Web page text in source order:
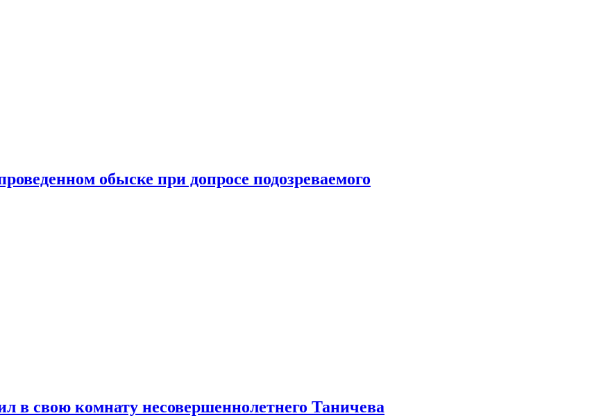
обыске при допросе подозреваемого
в свою комнату несовершеннолетнего Таничева